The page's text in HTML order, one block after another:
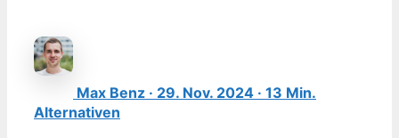
Max Benz · 29. Nov. 2024 · 13 Min.
Alternativen